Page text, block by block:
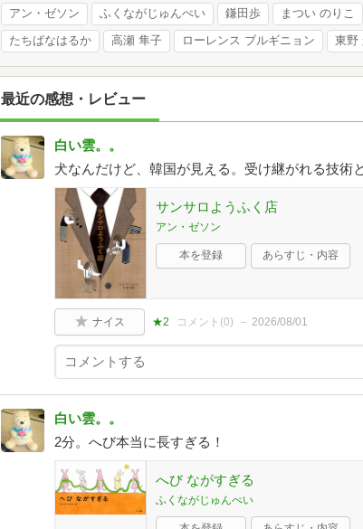
アン・ゼソン ふくながじゅんぺい 鎌田歩 まつい のりこ
たちばなはるか 高瀬 隼子 ローレンス ブルギニョン 東野
最近の感想・レビュー
白い雲。。
犬なんだけど、韓国が見える。受け継がれる技術
サンサロようふく店
アン・ゼソン
本を登録 あらすじ・内容
ナイス ★2 コメント(0) 2026/08/01
白い雲。。
2分。へび本当に長すぎる！
へび ながすぎる
ふくながじゅんぺい